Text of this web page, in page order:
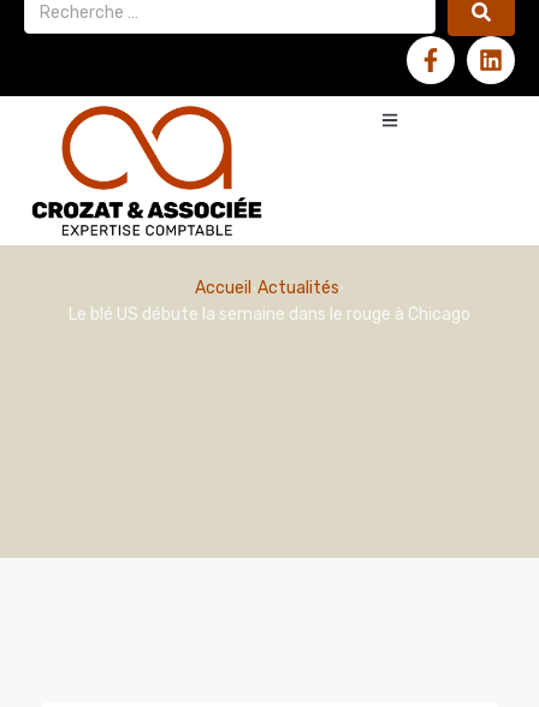
Accueil Actualités
Le blé US débute la semaine dans le rouge à Chicago